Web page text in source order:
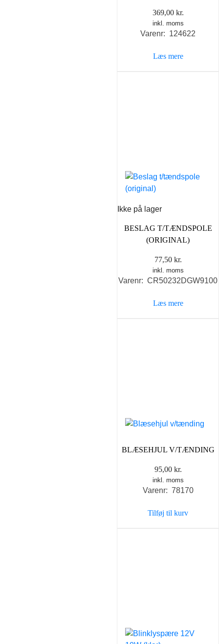
369,00 kr.
inkl. moms
Varenr: 124622
Læs mere
Ikke på lager
BESLAG T/TÆNDSPOLE
(ORIGINAL)
77,50 kr.
inkl. moms
Varenr: CR50232DGW9100
Læs mere
BLÆSEHJUL V/TÆNDING
95,00 kr.
inkl. moms
Varenr: 78170
Tilføj til kurv